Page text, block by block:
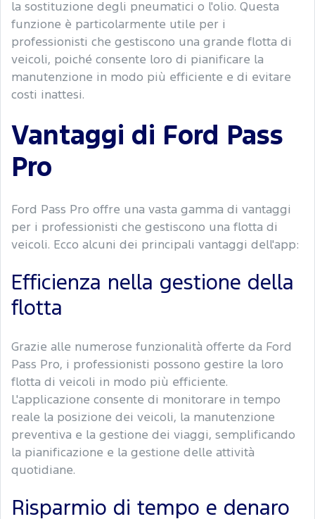
la sostituzione degli pneumatici o l'olio. Questa
funzione è particolarmente utile per i
professionisti che gestiscono una grande flotta di
veicoli, poiché consente loro di pianificare la
manutenzione in modo più efficiente e di evitare
costi inattesi.
Vantaggi di Ford Pass
Pro
Ford Pass Pro offre una vasta gamma di vantaggi
per i professionisti che gestiscono una flotta di
veicoli. Ecco alcuni dei principali vantaggi dell'app:
Efficienza nella gestione della
flotta
Grazie alle numerose funzionalità offerte da Ford
Pass Pro, i professionisti possono gestire la loro
flotta di veicoli in modo più efficiente.
L'applicazione consente di monitorare in tempo
reale la posizione dei veicoli, la manutenzione
preventiva e la gestione dei viaggi, semplificando
la pianificazione e la gestione delle attività
quotidiane.
Risparmio di tempo e denaro